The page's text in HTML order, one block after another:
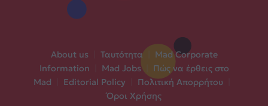
About us Ταυτότητα
Mad Corporate
Information
Mad Jobs
Πώς να έρθεις στο
Mad
Editorial Policy Πολιτική Απορρήτου
Όροι Χρήσης